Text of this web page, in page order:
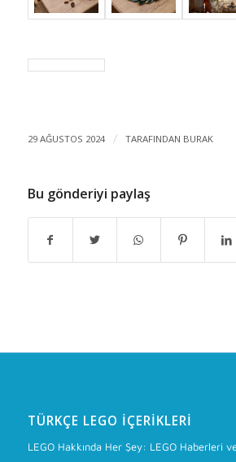
29 AĞUSTOS 2024 / TARAFINDAN BURAK
Bu gönderiyi paylaş
TÜRKÇE LEGO İÇERIKLERI
LEGO Hakkında Her Şey: LEGO Haberleri